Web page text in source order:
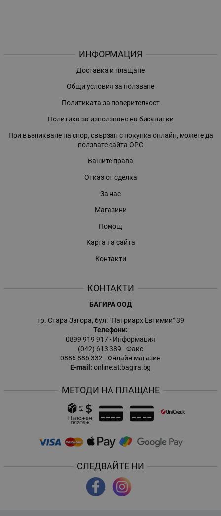
ИНФОРМАЦИЯ
Доставка и плащане
Общи условия за ползване
Политиката за поверителност
Политика за използване на бисквитки
При възникване на спор, свързан с покупка онлайн, можете да
ползвате сайта ОРС
Вашите права
Отказ от сделка
За нас
Магазини
Помощ
Карта на сайта
Контакти
КОНТАКТИ
БАГИРА ООД
гр. Стара Загора, бул. "Патриарх Евтимий" 39
Телефони:
0899 919 917- Информация
(042) 613 389 - Факс
0886 886 332 - Онлайн магазин
E-mail: online:at:bagira.bg
МЕТОДИ НА ПЛАЩАНЕ
СЛЕДВАЙТЕ НИ